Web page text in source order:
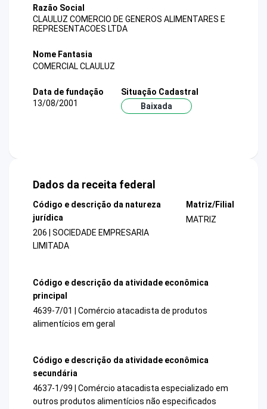
Razão Social
CLAULUZ COMERCIO DE GENEROS ALIMENTARES E
REPRESENTACOES LTDA
Nome Fantasia
COMERCIAL CLAULUZ
Data de fundação
13/08/2001
Situação Cadastral
Baixada
Dados da receita federal
Código e descrição da natureza
jurídica
206 | SOCIEDADE EMPRESARIA
LIMITADA
Matriz/Filial
MATRIZ
Código e descrição da atividade econômica
principal
4639-7/01 | Comércio atacadista de produtos
alimentícios em geral
Código e descrição da atividade econômica
secundária
4637-1/99 | Comércio atacadista especializado em
outros produtos alimentícios não especificados